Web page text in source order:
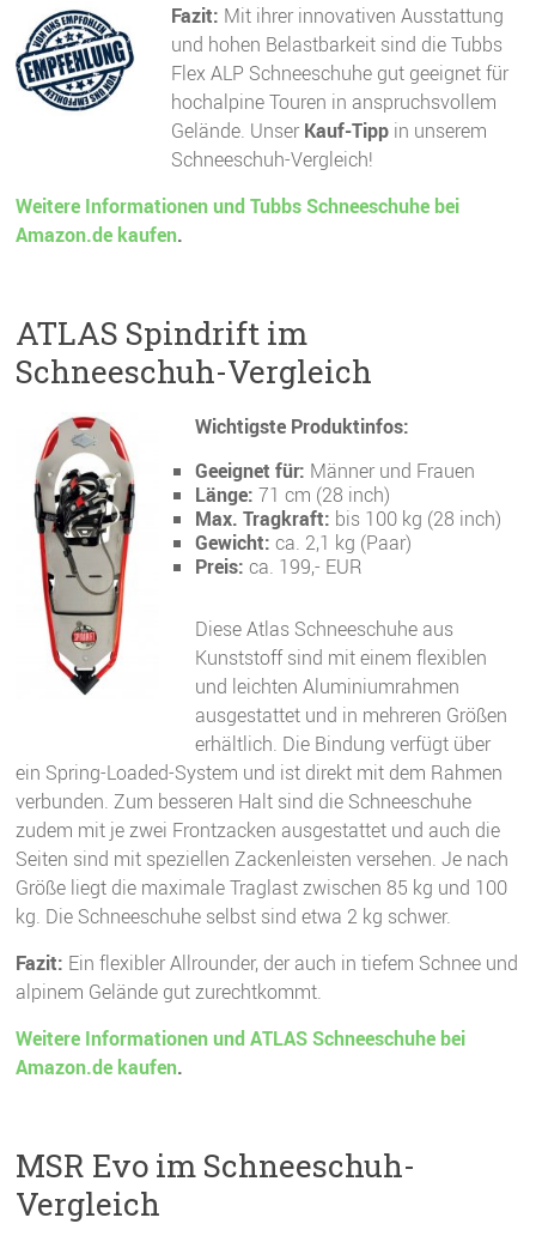
Fazit: Mit ihrer innovativen Ausstattung
und hohen Belastbarkeit sind die Tubbs
Flex ALP Schneeschuhe gut geeignet für
hochalpine Touren in anspruchsvollem
Gelände. Unser Kauf-Tipp in unserem
Schneeschuh-Vergleich!
Weitere Informationen und Tubbs Schneeschuhe bei
Amazon.de kaufen.
ATLAS Spindrift im
Schneeschuh-Vergleich
Wichtigste Produktinfos:
Geeignet für: Männer und Frauen
Länge: 71 cm (28 inch)
Max. Tragkraft: bis 100 kg (28 inch)
Gewicht: ca. 2,1 kg (Paar)
Preis: ca. 199,- EUR
Diese Atlas Schneeschuhe aus
Kunststoff sind mit einem flexiblen
und leichten Aluminiumrahmen
ausgestattet und in mehreren Größen
erhältlich. Die Bindung verfügt über
ein Spring-Loaded-System und ist direkt mit dem Rahmen
verbunden. Zum besseren Halt sind die Schneeschuhe
zudem mit je zwei Frontzacken ausgestattet und auch die
Seiten sind mit speziellen Zackenleisten versehen. Je nach
Größe liegt die maximale Traglast zwischen 85 kg und 100
kg. Die Schneeschuhe selbst sind etwa 2 kg schwer.
Fazit: Ein flexibler Allrounder, der auch in tiefem Schnee und
alpinem Gelände gut zurechtkommt.
Weitere Informationen und ATLAS Schneeschuhe bei
Amazon.de kaufen.
MSR Evo im Schneeschuh-
Vergleich